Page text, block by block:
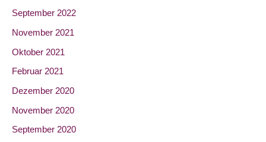
September 2022
November 2021
Oktober 2021
Februar 2021
Dezember 2020
November 2020
September 2020